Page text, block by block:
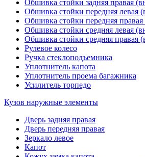
Обшивка стойки задняя правая
Обшивка стойки передняя левая
Обшивка стойки передняя
Обшивка стойки средняя левая
Обшивка стойки средняя правая
Рулевое колесо
Ручка стеклоподъемника
Уплотнитель капота
Уплотнитель проема багажника
Усилитель торпедо
Кузов наружные элементы
Дверь задняя правая
Дверь передняя правая
Зеркало левое
Капот